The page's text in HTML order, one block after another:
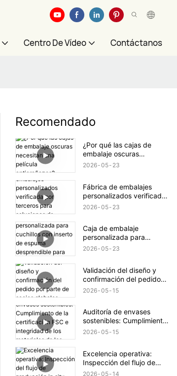
Centro De Vídeo Contáctanos
Recomendado
¿Por qué las cajas de
embalaje oscuras
necesitan una película
2026 05 23
Fábrica de embalajes
personalizados verificada
por terceros para
2026 05 23
Caja de embalaje
personalizada para
cuchillos con inserto de
2026 05 23
Validación del diseño y
confirmación del pedido
por parte de socios
2026 05 15
Auditoría de envases
sostenibles: Cumplimiento
de la certificación FSC e
de Mojiu
2026 05 15
Excelencia operativa:
Inspección del flujo de
producción in situ
2026 05 14